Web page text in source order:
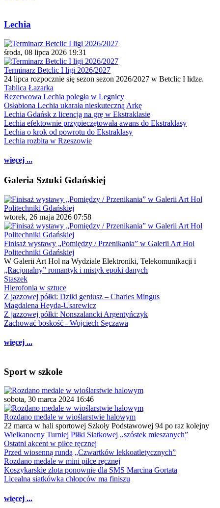
Lechia
środa, 08 lipca 2026 19:31
Terminarz Betclic I ligi 2026/2027
24 lipca rozpocznie się sezon sezon 2026/2027 w Betclic I lidze.
Tablica Łazarka
Rezerwowa Lechia poległa w Legnicy
Osłabiona Lechia ukarała nieskuteczną Arkę
Lechia Gdańsk z licencją na grę w Ekstraklasie
Lechia efektownie przypieczętowała awans do Ekstraklasy
Lechia o krok od powrotu do Ekstraklasy
Lechia rozbita w Rzeszowie
więcej ...
Galeria Sztuki Gdańskiej
wtorek, 26 maja 2026 07:58
Finisaż wystawy „Pomiędzy / Przenikania” w Galerii Art Hol
Politechniki Gdańskiej
W Galerii Art Hol na Wydziale Elektroniki, Telekomunikacji i
„Racjonalny” romantyk i mistyk epoki danych
Staszek
Hierofonia w sztuce
Z jazzowej półki: Dziki geniusz – Charles Mingus
Magdalena Heyda-Usarewicz
Z jazzowej półki: Nonszalancki Argentyńczyk
Zachować boskość - Wojciech Sęczawa
więcej ...
Sport w szkole
sobota, 30 marca 2024 16:46
Rozdano medale w wioślarstwie halowym
22 marca w hali sportowej Szkoły Podstawowej 94 po raz kolejny
Wielkanocny Turniej Piłki Siatkowej ,,szóstek mieszanych”
Ostatni akcent w piłce ręcznej
Przed wiosenną rundą „Czwartków lekkoatletycznych”
Rozdano medale w mini piłce ręcznej
Koszykarskie złota ponownie dla SMS Marcina Gortata
Licealna siatkówka chłopców ma finiszu
więcej ...